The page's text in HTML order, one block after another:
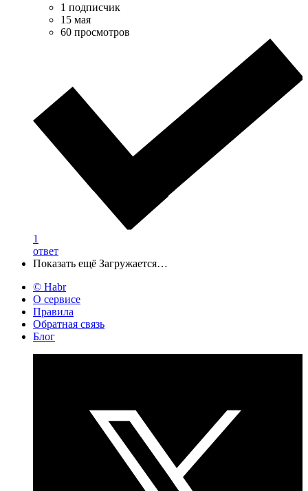
1 подписчик
15 мая
60 просмотров
1
ответ
Показать ещё Загружается…
© Habr
О сервисе
Правила
Обратная связь
Блог